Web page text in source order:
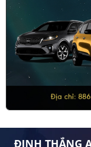
ĐINH THẮNG